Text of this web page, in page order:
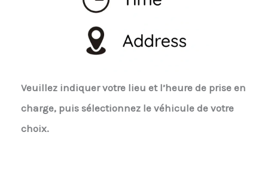
Veuillez indiquer votre lieu et l’heure de prise en
charge, puis sélectionnez le véhicule de votre
choix.